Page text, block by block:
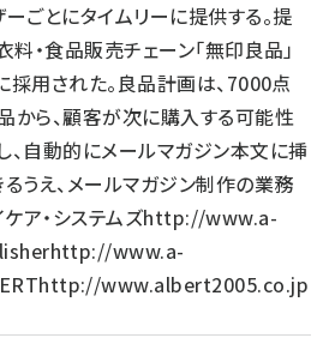
ごとにタイムリーに提供する。提
料・食品販売チェーン「無印良品」
用された。良品計画は、7000点
から、顧客が次に購入する可能性
自動的にメールマガジン本文に挿
うえ、メールマガジン制作の業務
ア・システムズhttp://www.a-
http://www.a-
http://www.albert2005.co.jp